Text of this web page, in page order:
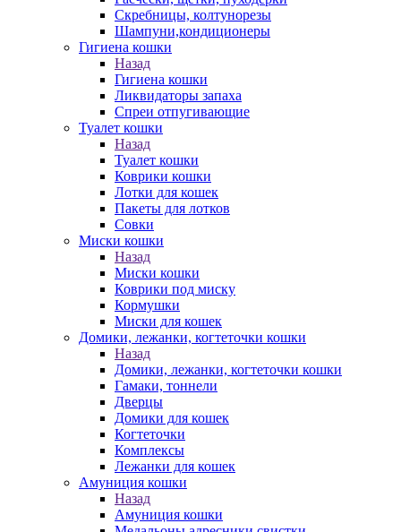
Скребницы, колтунорезы
Шампуни,кондиционеры
Гигиена кошки
Назад
Гигиена кошки
Ликвидаторы запаха
Спреи отпугивающие
Туалет кошки
Назад
Туалет кошки
Коврики кошки
Лотки для кошек
Пакеты для лотков
Совки
Миски кошки
Назад
Миски кошки
Коврики под миску
Кормушки
Миски для кошек
Домики, лежанки, когтеточки кошки
Назад
Домики, лежанки, когтеточки кошки
Гамаки, тоннели
Дверцы
Домики для кошек
Когтеточки
Комплексы
Лежанки для кошек
Амуниция кошки
Назад
Амуниция кошки